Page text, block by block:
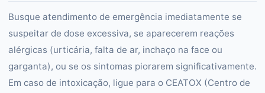
Busque atendimento de emergência imediatamente se
suspeitar de dose excessiva, se aparecerem reações
alérgicas (urticária, falta de ar, inchaço na face ou
garganta), ou se os sintomas piorarem significativamente.
Em caso de intoxicação, ligue para o CEATOX (Centro de